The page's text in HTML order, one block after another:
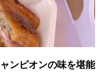
ンピオンの味を堪能